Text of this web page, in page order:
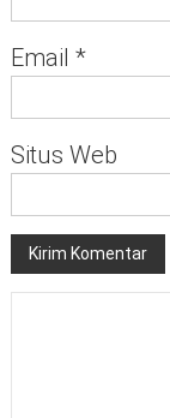
Email *
Situs Web